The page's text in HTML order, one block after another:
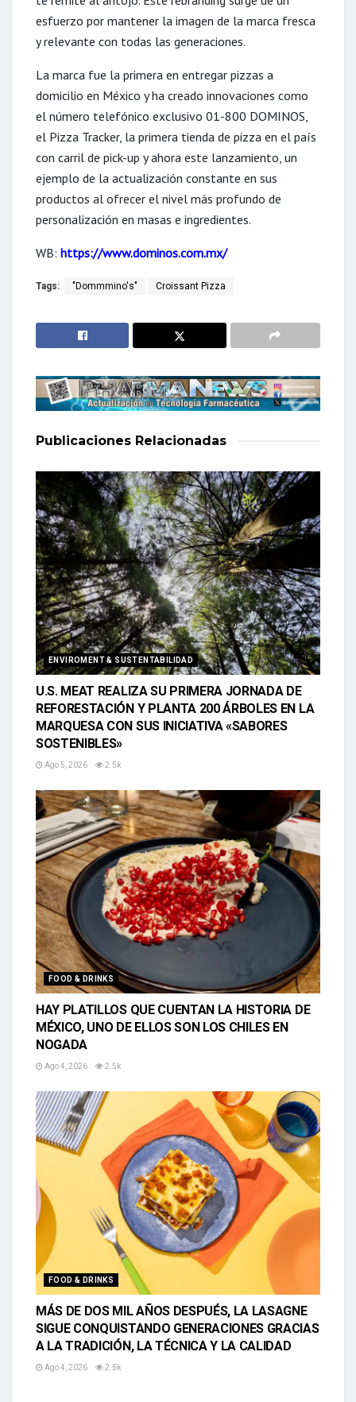
esfuerzo por mantener la imagen de la marca fresca
y relevante con todas las generaciones.
La marca fue la primera en entregar pizzas a
domicilio en México y ha creado innovaciones como
el número telefónico exclusivo 01-800 DOMINOS,
el Pizza Tracker, la primera tienda de pizza en el país
con carril de pick-up y ahora este lanzamiento, un
ejemplo de la actualización constante en sus
productos al ofrecer el nivel más profundo de
personalización en masas e ingredientes.
WB: https://www.dominos.com.mx/
Tags: "Dommmino's" Croissant Pizza
Publicaciones Relacionadas
ENVIROMENT & SUSTENTABILIDAD
U.S. MEAT REALIZA SU PRIMERA JORNADA DE
REFORESTACIÓN Y PLANTA 200 ÁRBOLES EN LA
MARQUESA CON SUS INICIATIVA «SABORES
SOSTENIBLES»
Ago 5, 2026 2.5k
FOOD & DRINKS
HAY PLATILLOS QUE CUENTAN LA HISTORIA DE
MÉXICO, UNO DE ELLOS SON LOS CHILES EN
NOGADA
Ago 4, 2026 2.5k
FOOD & DRINKS
MÁS DE DOS MIL AÑOS DESPUÉS, LA LASAGNE
SIGUE CONQUISTANDO GENERACIONES GRACIAS
A LA TRADICIÓN, LA TÉCNICA Y LA CALIDAD
Ago 4, 2026 2.5k